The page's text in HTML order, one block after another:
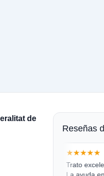
de
Reseñas
★★★★★
Trato